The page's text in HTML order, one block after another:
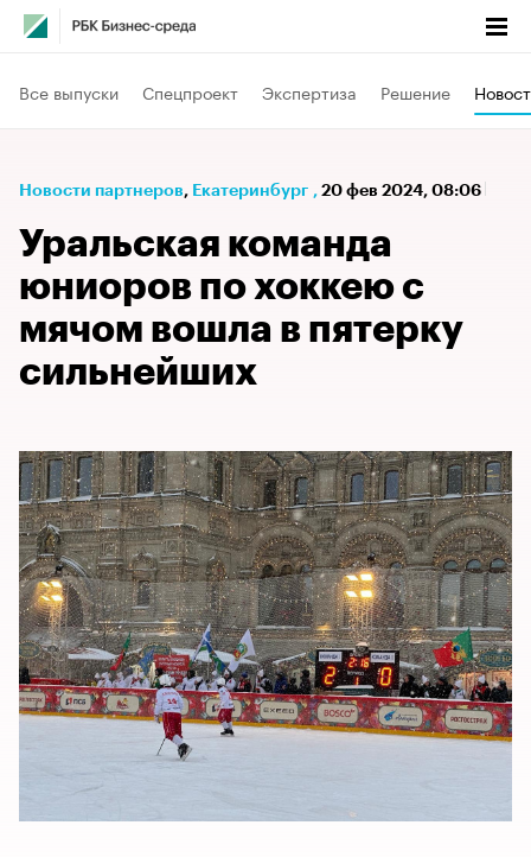
Все выпуски Спецпроект Экспертиза Решение
Новости партнеров⁠, Екатеринбург , 20 фев 2024, 08:06
Уральская команда
юниоров по хоккею с
мячом вошла в пятерку
сильнейших